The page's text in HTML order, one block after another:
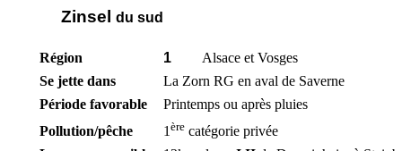
Zinsel du sud
Région 1
Alsace et Vosges
Se jette dans
La Zorn RG en aval de Saverne
Période favorable
Printemps ou après pluies
Pollution/pêche
1ère catégorie privée